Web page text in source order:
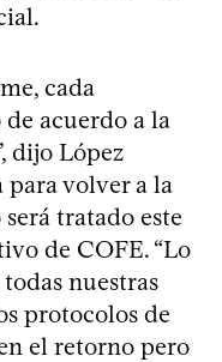
cada
acuerdo a la
dijo López
para volver a la
tratado este
de COFE. “Lo
nuestras
protocolos de
el retorno pero